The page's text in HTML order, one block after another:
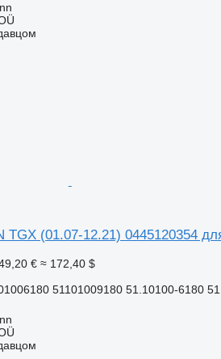
TGX (01.07-12.21) 0445120354
€ ≈ 172,40 $
51101009180 51.10100-6180